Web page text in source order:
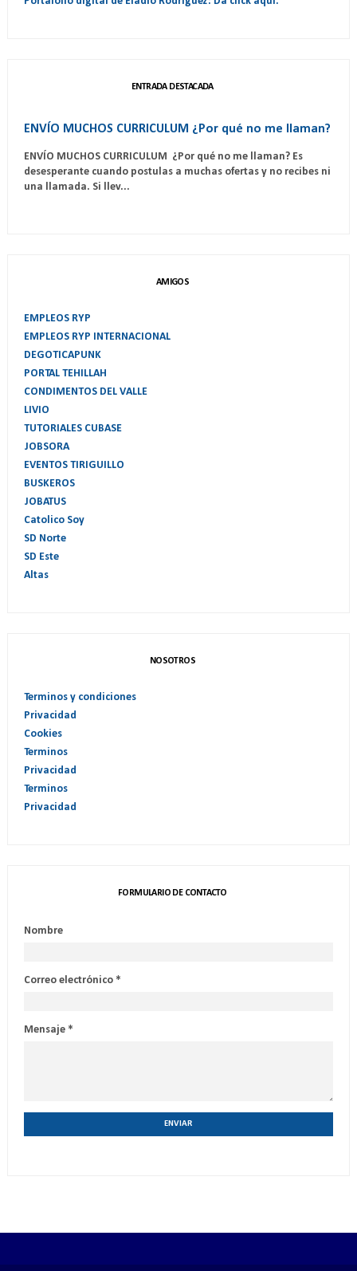
ENTRADA DESTACADA
ENVÍO MUCHOS CURRICULUM ¿Por qué no me llaman?
ENVÍO MUCHOS CURRICULUM ¿Por qué no me llaman? Es
desesperante cuando postulas a muchas ofertas y no recibes ni
una llamada. Si llev...
AMIGOS
EMPLEOS RYP
EMPLEOS RYP INTERNACIONAL
DEGOTICAPUNK
PORTAL TEHILLAH
CONDIMENTOS DEL VALLE
LIVIO
TUTORIALES CUBASE
JOBSORA
EVENTOS TIRIGUILLO
BUSKEROS
JOBATUS
Catolico Soy
SD Norte
SD Este
Altas
NOSOTROS
Terminos y condiciones
Privacidad
Cookies
Terminos
Privacidad
Terminos
Privacidad
FORMULARIO DE CONTACTO
Nombre
Correo electrónico *
Mensaje *